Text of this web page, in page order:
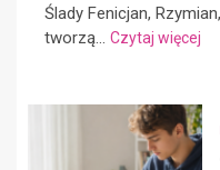
Ślady Fenicjan,
tworzą... Czytaj więcej